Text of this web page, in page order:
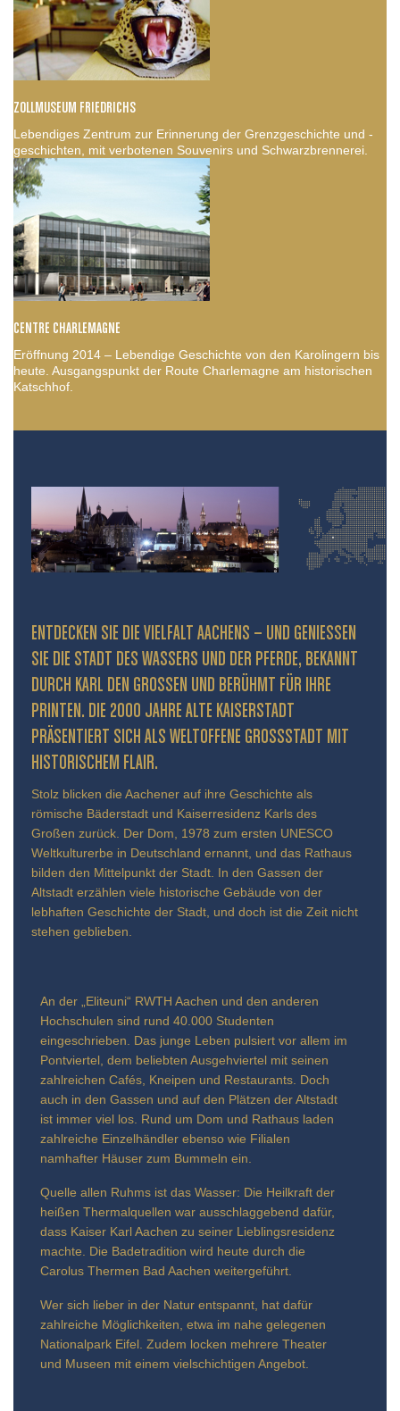
ZOLLMUSEUM FRIEDRICHS
Lebendiges Zentrum zur Erinnerung der Grenzgeschichte und -
geschichten, mit verbotenen Souvenirs und Schwarzbrennerei.
CENTRE CHARLEMAGNE
Eröffnung 2014 – Lebendige Geschichte von den Karolingern bis
heute. Ausgangspunkt der Route Charlemagne am historischen
Katschhof.
ENTDECKEN SIE DIE VIELFALT AACHENS – UND GENIESSEN S
IE DIE STADT DES WASSERS UND DER PFERDE, BEKANNT D
URCH KARL DEN GROSSEN UND BERÜHMT FÜR IHRE PR
INTEN. DIE 2000 JAHRE ALTE KAISERSTADT PR
ÄSENTIERT SICH ALS WELTOFFENE GROSSSTADT MIT HIS
TORISCHEM FLAIR.
Stolz blicken die Aachener auf ihre Geschichte als
römische Bäderstadt und Kaiserresidenz Karls des
Großen zurück. Der Dom, 1978 zum ersten UNESCO
Weltkulturerbe in Deutschland ernannt, und das Rathaus
bilden den Mittelpunkt der Stadt. In den Gassen der
Altstadt erzählen viele historische Gebäude von der
lebhaften Geschichte der Stadt, und doch ist die Zeit nicht
stehen geblieben.
An der „Eliteuni“ RWTH Aachen und den anderen
Hochschulen sind rund 40.000 Studenten
eingeschrieben. Das junge Leben pulsiert vor allem im
Pontviertel, dem beliebten Ausgehviertel mit seinen
zahlreichen Cafés, Kneipen und Restaurants. Doch
auch in den Gassen und auf den Plätzen der Altstadt
ist immer viel los. Rund um Dom und Rathaus laden
zahlreiche Einzelhändler ebenso wie Filialen
namhafter Häuser zum Bummeln ein.
Quelle allen Ruhms ist das Wasser: Die Heilkraft der
heißen Thermalquellen war ausschlaggebend dafür,
dass Kaiser Karl Aachen zu seiner Lieblingsresidenz
machte. Die Badetradition wird heute durch die
Carolus Thermen Bad Aachen weitergeführt.
Wer sich lieber in der Natur entspannt, hat dafür
zahlreiche Möglichkeiten, etwa im nahe gelegenen
Nationalpark Eifel. Zudem locken mehrere Theater
und Museen mit einem vielschichtigen Angebot.